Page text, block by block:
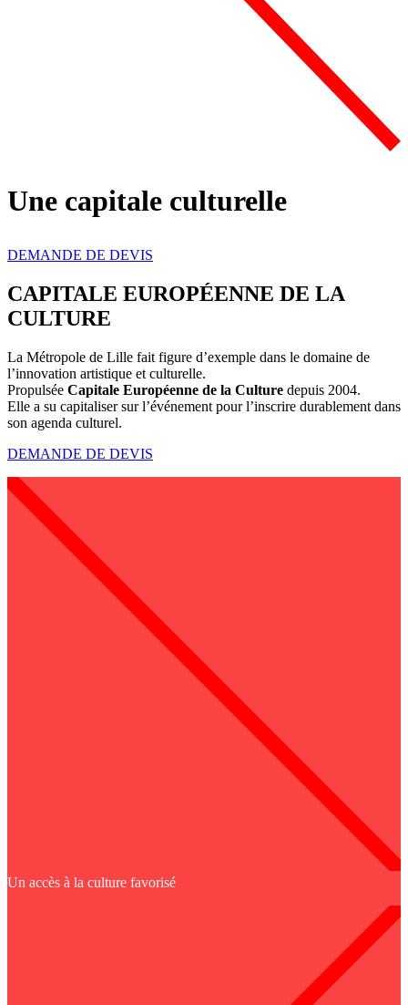
Une capitale culturelle
DEMANDE DE DEVIS
CAPITALE EUROPÉENNE DE LA
CULTURE
La Métropole de Lille fait figure d’exemple dans le domaine de
l’innovation artistique et culturelle.
Propulsée Capitale Européenne de la Culture depuis 2004.
Elle a su capitaliser sur l’événement pour l’inscrire durablement dans
son agenda culturel.
DEMANDE DE DEVIS
Un accès à la culture favorisé